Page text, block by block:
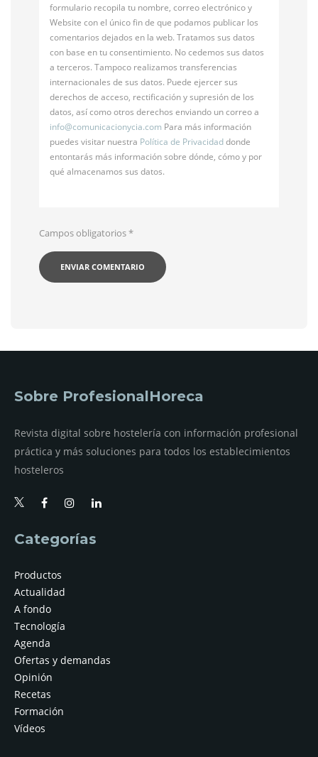
formulario recopila tu nombre, correo electrónico y
Website con el único fin de que podamos publicar los
comentarios dejados en la web. Tratamos sus datos
con base en tu consentimiento. No cedemos sus datos
a terceros. Tampoco realizamos transferencias
internacionales de sus datos. Puede ejercer sus
derechos de acceso, rectificación y supresión de los
datos, así como otros derechos enviando un correo a
info@comunicacionycia.com Para más información
puedes visitar nuestra Política de Privacidaddonde
entontarás más información sobre dónde, cómo y por
qué almacenamos sus datos.
Campos obligatorios*
Sobre ProfesionalHoreca
Revista digital sobre hostelería con información profesional
práctica y más soluciones para todos los establecimientos
hosteleros
Categorías
Productos
Actualidad
A fondo
Tecnología
Agenda
Ofertas y demandas
Opinión
Recetas
Formación
Vídeos